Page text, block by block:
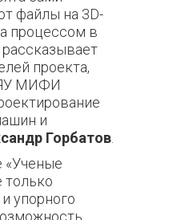
файлы на 3D-
процессом в
проекта,
МИФИ
и
Горбатов
«Ученые
только
упорного